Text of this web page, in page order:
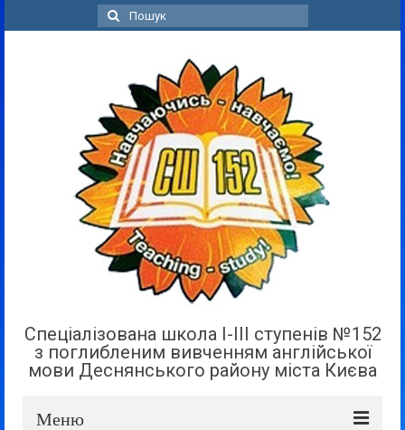
Пошук
для:
Спеціалізована школа І-ІІІ ступенів №152
з поглибленим вивченням англійської
мови Деснянського району міста Києва
Меню